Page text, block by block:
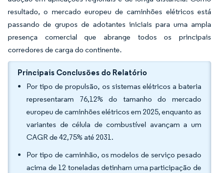
resultado, o mercado europeu de caminhões elétricos está
passando de grupos de adotantes iniciais para uma ampla
presença comercial que abrange todos os principais
corredores de carga do continente.
Principais Conclusões do Relatório
Por tipo de propulsão, os sistemas elétricos a bateria
representaram 76,12% do tamanho do mercado
europeu de caminhões elétricos em 2025, enquanto as
variantes de célula de combustível avançam a um
CAGR de 42,75% até 2031.
Por tipo de caminhão, os modelos de serviço pesado
acima de 12 toneladas detinham uma participação de